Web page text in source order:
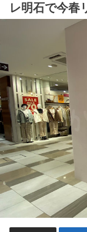
レ明石で今春